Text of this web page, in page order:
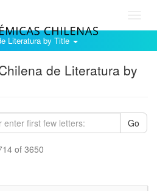
Literatura by Title
de Literatura by
Go
of 3650